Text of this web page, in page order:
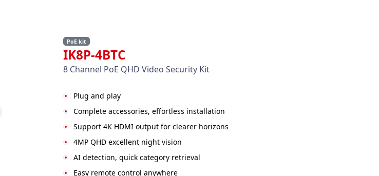
PoE kit
IK8P-4BTC
8 Channel PoE QHD Video Security Kit
Plug and play
Complete accessories, effortless installation
Support 4K HDMI output for clearer horizons
4MP QHD excellent night vision
AI detection, quick category retrieval
Easy remote control anywhere